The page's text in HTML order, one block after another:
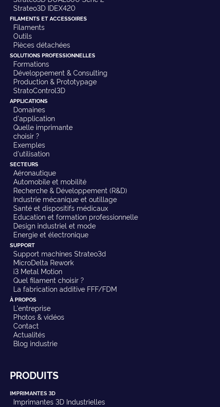
Strateo3D IDEX420
FILAMENTS ET ACCESSOIRES
Filaments
Outils
Pièces détachées
SOLUTIONS PROFESSIONNELLES
Formations
Développement & Consulting
Production & Prototypage
StratoControl3D
APPLICATIONS
Domaines
d'application
Quelle imprimante
choisir ?
Exemples
d'utilisation
SECTEURS
Aéronautique
Automobile et mobilité
Recherche & Développement (R&D)
Industrie mécanique et outillage
Santé et dispositifs médicaux
Education et formation professionnelle
Design industriel et mode
Energie et électronique
SUPPORT
Support machines Strateo3d
MicroDelta Rework
i3 Metal Motion
Quel filament choisir ?
La fabrication additive FFF/FDM
À PROPOS
L'entreprise
Photos & vidéos
Contact
Actualités
Blog industrie
PRODUITS
IMPRIMANTES 3D
Imprimantes 3D Industrielles